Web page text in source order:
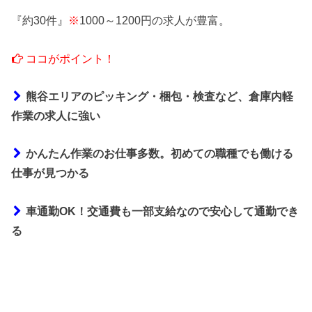
『約30件』 ※1000～1200円の求人が豊富。
ココがポイント！
熊谷エリアのピッキング・梱包・検査など、倉庫内軽
作業の求人に強い
かんたん作業のお仕事多数。初めての職種でも働ける
仕事が見つかる
車通勤OK！交通費も一部支給なので安心して通勤でき
る